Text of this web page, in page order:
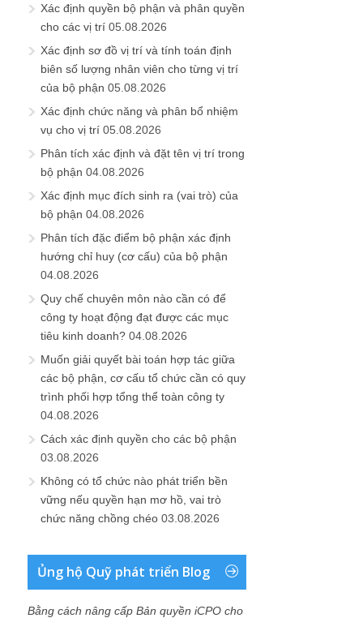
Xác định quyền bộ phận và phân quyền
cho các vị trí 05.08.2026
Xác định sơ đồ vị trí và tính toán định
biên số lượng nhân viên cho từng vị trí
của bộ phận 05.08.2026
Xác định chức năng và phân bổ nhiệm
vụ cho vị trí 05.08.2026
Phân tích xác định và đặt tên vị trí trong
bộ phận 04.08.2026
Xác định mục đích sinh ra (vai trò) của
bộ phận 04.08.2026
Phân tích đặc điểm bộ phận xác định
hướng chỉ huy (cơ cấu) của bộ phận
04.08.2026
Quy chế chuyên môn nào cần có để
công ty hoạt động đạt được các mục
tiêu kinh doanh? 04.08.2026
Muốn giải quyết bài toán hợp tác giữa
các bộ phận, cơ cấu tổ chức cần có quy
trình phối hợp tổng thể toàn công ty
04.08.2026
Cách xác định quyền cho các bộ phận
03.08.2026
Không có tổ chức nào phát triển bền
vững nếu quyền hạn mơ hồ, vai trò
chức năng chồng chéo 03.08.2026
Ủng hộ Quỹ phát triển Blog
Bằng cách nâng cấp Bản quyền iCPO cho